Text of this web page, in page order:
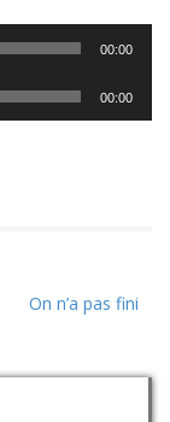
00:00
00:00
On n’a pas fini